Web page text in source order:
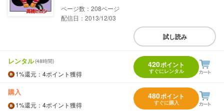
208
配信日：2013/12/03
試し読み
レンタル(48時間)
1%還元 ：4ポイント獲得
420ポイント
すぐにレンタル
購入
1%還元 ：4ポイント獲得
480ポイント
すぐに購入